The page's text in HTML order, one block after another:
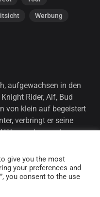
aufgewachsen in den
Rider, Alf, Bud
von klein auf begeistert
verbringt er seine
und
Werbung
give you the most
your preferences and
you consent to the use